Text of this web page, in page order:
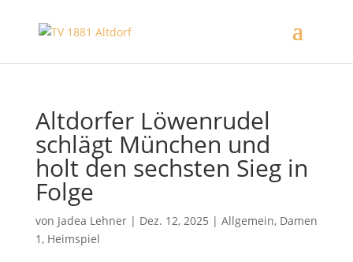
Altdorfer Löwenrudel
schlägt München und
holt den sechsten Sieg in
Folge
von Jadea Lehner| Dez. 12, 2025 | Allgemein, Damen
1, Heimspiel